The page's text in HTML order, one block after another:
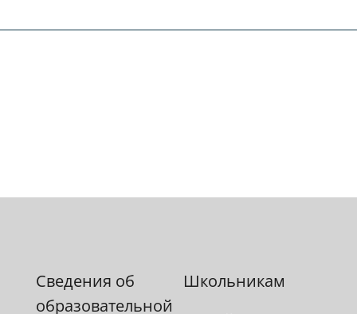
Сведения об
образовательной
Школьникам